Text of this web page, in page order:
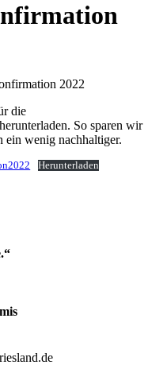
2022
die
So sparen wir
ein wenig nachhaltiger.
Herunterladen